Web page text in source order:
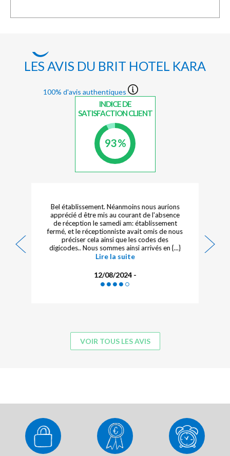
LES AVIS DU BRIT HOTEL KARA
100% d'avis authentiques
INDICE DE
SATISFACTION CLIENT
93 %
Bel établissement. Néanmoins nous aurions
apprécié d être mis au courant de l'absence
de réception le samedi am: établissement
fermé, et le réceptionniste avait omis de nous
préciser cela ainsi que les codes des
digicodes.. Nous sommes ainsi arrivés en {...}
Lire la suite
12/08/2024 -
VOIR TOUS LES AVIS